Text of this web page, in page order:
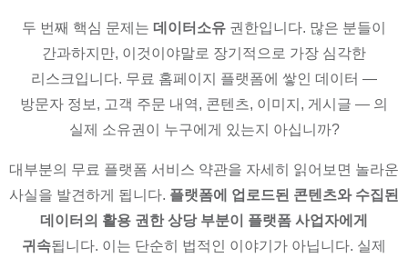
두 번째 핵심 문제는 데이터소유 권한입니다. 많은 분들이
간과하지만, 이것이야말로 장기적으로 가장 심각한
리스크입니다. 무료 홈페이지 플랫폼에 쌓인 데이터 —
방문자 정보, 고객 주문 내역, 콘텐츠, 이미지, 게시글 — 의
실제 소유권이 누구에게 있는지 아십니까?
대부분의 무료 플랫폼 서비스 약관을 자세히 읽어보면 놀라운
사실을 발견하게 됩니다. 플랫폼에 업로드된 콘텐츠와 수집된
데이터의 활용 권한 상당 부분이 플랫폼 사업자에게
귀속됩니다. 이는 단순히 법적인 이야기가 아닙니다. 실제